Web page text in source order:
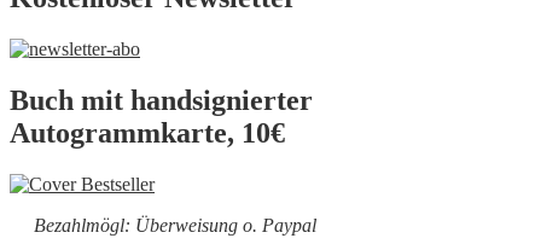
Buch mit handsignierter
Autogrammkarte, 10€
Bezahlmögl: Überweisung o. Paypal